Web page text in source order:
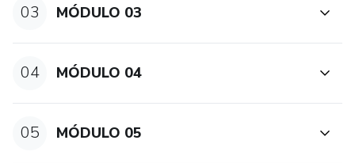
https://www.youtube.com/watch?v=oudjl2zy4ug&t=305s
Se você não ficar satisfeito você pode pedir seu dinheiro de
volta em até 7 dias.
03 MÓDULO 03
04 MÓDULO 04
05 MÓDULO 05